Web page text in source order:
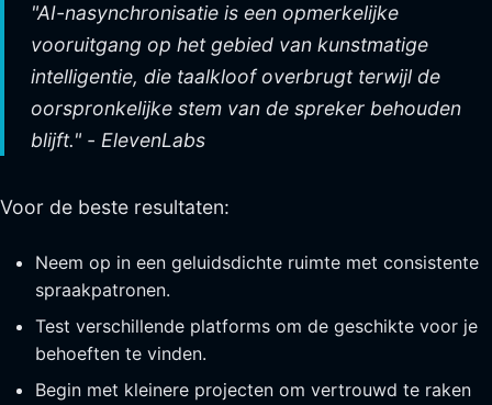
"AI-nasynchronisatie is een opmerkelijke
vooruitgang op het gebied van kunstmatige
intelligentie, die taalkloof overbrugt terwijl de
oorspronkelijke stem van de spreker behouden
blijft." - ElevenLabs
Voor de beste resultaten:
Neem op in een geluidsdichte ruimte met consistente
spraakpatronen.
Test verschillende platforms om de geschikte voor je
behoeften te vinden.
Begin met kleinere projecten om vertrouwd te raken